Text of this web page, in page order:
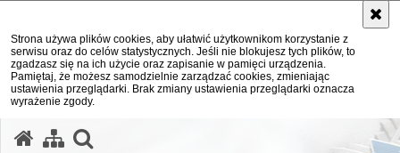
Strona używa plików cookies, aby ułatwić użytkownikom korzystanie z
serwisu oraz do celów statystycznych. Jeśli nie blokujesz tych plików, to
zgadzasz się na ich użycie oraz zapisanie w pamięci urządzenia.
Pamiętaj, że możesz samodzielnie zarządzać cookies, zmieniając
ustawienia przeglądarki. Brak zmiany ustawienia przeglądarki oznacza
wyrażenie zgody.